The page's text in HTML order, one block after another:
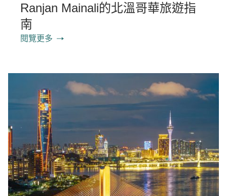
Ranjan Mainali的北溫哥華旅遊指
南
閱覽更多